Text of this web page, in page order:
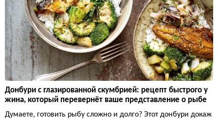
Донбури с глазированной скумбрией: рецепт быстрого у
жина, который перевернёт ваше представление о рыбе
Думаете, готовить рыбу сложно и долго? Этот донбури докаж